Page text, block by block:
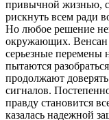
привычной жизнью,
рискнуть всем ради
Но любое решение
окружающих. Венсан
серьезные перемены
пытаются
продолжают
сигналов.
правду становится
казалась надежной